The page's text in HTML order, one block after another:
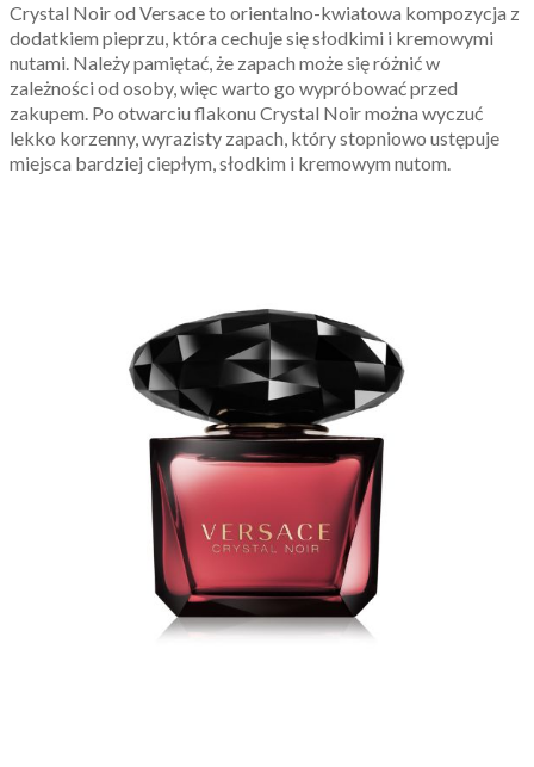
Crystal Noir od Versace to orientalno-kwiatowa kompozycja z
dodatkiem pieprzu, która cechuje się słodkimi i kremowymi
nutami. Należy pamiętać, że zapach może się różnić w
zależności od osoby, więc warto go wypróbować przed
zakupem. Po otwarciu flakonu Crystal Noir można wyczuć
lekko korzenny, wyrazisty zapach, który stopniowo ustępuje
miejsca bardziej ciepłym, słodkim i kremowym nutom.